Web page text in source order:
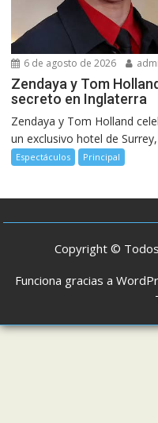
6 de agosto de 2026
Zendaya y Tom
secreto en Inglaterra
Zendaya y Tom Holland
un exclusivo hotel de
Espectáculos Principal
Copyright ©
Funciona gracias a